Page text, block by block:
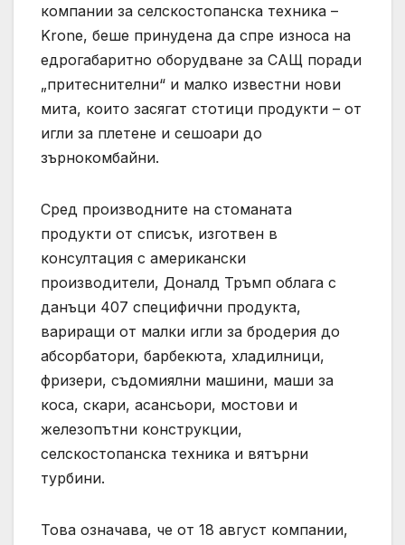
компании за селскостопанска техника –
Krone, беше принудена да спре износа на
едрогабаритно оборудване за САЩ поради
„притеснителни“ и малко известни нови
мита, които засягат стотици продукти – от
игли за плетене и сешоари до
зърнокомбайни.
Сред производните на стоманата
продукти от списък, изготвен в
консултация с американски
производители, Доналд Тръмп облага с
данъци 407 специфични продукта,
вариращи от малки игли за бродерия до
абсорбатори, барбекюта, хладилници,
фризери, съдомиялни машини, маши за
коса, скари, асансьори, мостови и
железопътни конструкции,
селскостопанска техника и вятърни
турбини.
Това означава, че от 18 август компании,